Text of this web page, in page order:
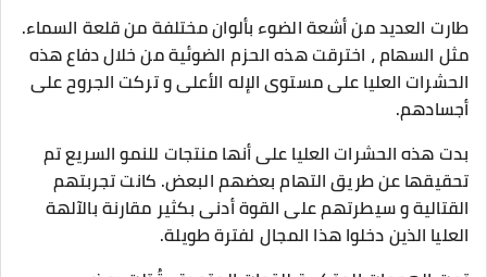
طارت العديد من أشعة الضوء بألوان مختلفة من قلعة السماء.
مثل السهام ، اخترقت هذه الحزم الضوئية من خلال دفاع هذه
الحشرات العليا على مستوى الإله الأعلى و تركت الجروح على
أجسادهم.
بدت هذه الحشرات العليا على أنها منتجات للنمو السريع تم
تحقيقها عن طريق التهام بعضهم البعض. كانت تجربتهم
القتالية و سيطرتهم على القوة أدنى بكثير مقارنة بالآلهة
العليا الذين دخلوا هذا المجال لفترة طويلة.